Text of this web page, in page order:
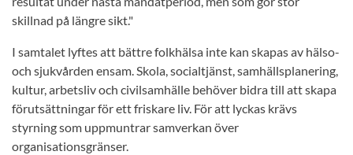
skillnad på längre sikt."
I samtalet lyftes att bättre folkhälsa inte kan skapas av hälso-
och sjukvården ensam. Skola, socialtjänst, samhällsplanering,
kultur, arbetsliv och civilsamhälle behöver bidra till att skapa
förutsättningar för ett friskare liv. För att lyckas krävs
styrning som uppmuntrar samverkan över
organisationsgränser.